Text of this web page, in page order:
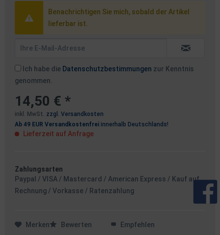
Benachrichtigen Sie mich, sobald der Artikel
lieferbar ist.
Ich habe die Datenschutzbestimmungen zur Kenntnis
genommen.
14,50 € *
inkl. MwSt. zzgl. Versandkosten
Ab 49 EUR Versandkostenfrei innerhalb Deutschlands!
Lieferzeit auf Anfrage
Zahlungsarten
Paypal / VISA / Mastercard / American Express / Kauf auf
Rechnung / Vorkasse / Ratenzahlung
Merken Bewerten Empfehlen